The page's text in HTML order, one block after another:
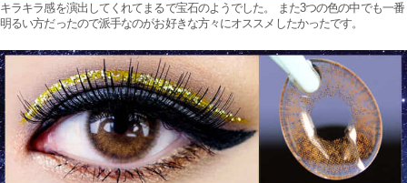
キラキラ感を演出してくれてまるで宝石のようでした。 また3つの色の中でも一番
明るい方だったので派手なのがお好きな方々にオススメしたかったです。